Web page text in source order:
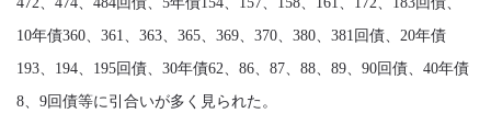
10年債360、361、363、365、369、370、380、381回債、20年債
193、194、195回債、30年債62、86、87、88、89、90回債、40年債
8、9回債等に引合いが多く見られた。